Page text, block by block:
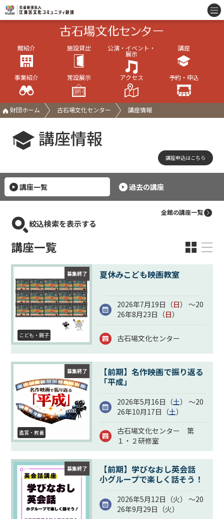
館紹介 施設貸出 公演・イベント・
展示
講座
事業紹介 常設展示 アクセス 予約・申込
財団ホーム 古石場文化センター 講座情報
講座情報
講座申込はこちら
講座一覧 過去の講座
絞込検索を表示する
全館の講座一覧
講座一覧
募集終了
こども・親子
夏休みこども映画教室
2026年7月19日（日） ～20
26年8月23日（日）
古石場文化センター
募集終了
鑑賞・教養
【前期】名作映画で振り返る
「平成」
2026年5月16日（土） ～20
26年10月17日（土）
古石場文化センター 第
１・２研修室
募集終了
【前期】学びなおし英会話
小グループで楽しく話そう！
2026年5月12日（火） ～20
26年9月29日（火）